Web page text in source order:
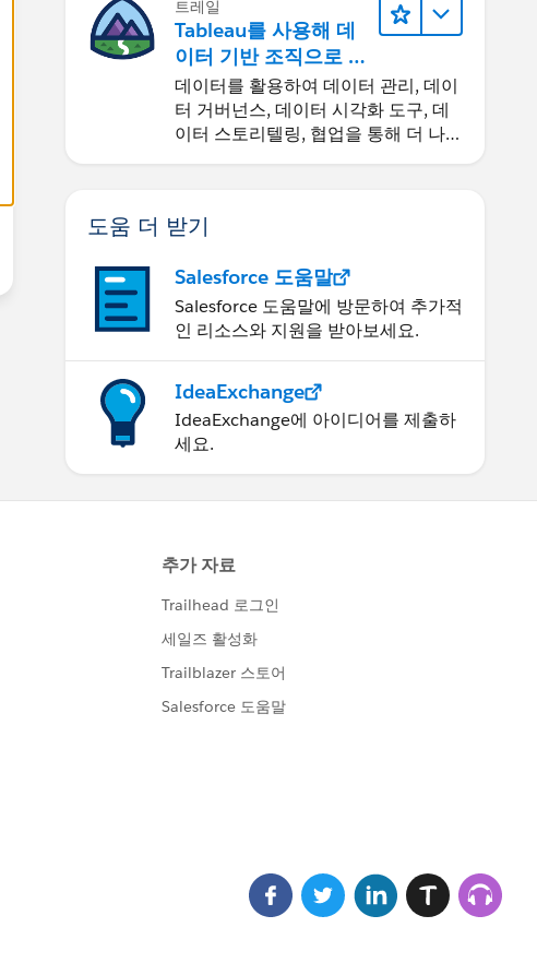
트레일
Tableau를 사용해 데
이터 기반 조직으로 거
듭나기
데이터를 활용하여 데이터 관리, 데이
터 거버넌스, 데이터 시각화 도구, 데
이터 스토리텔링, 협업을 통해 더 나은
도움 더 받기
Salesforce 도움말
Salesforce 도움말에 방문하여 추가적
인 리소스와 지원을 받아보세요.
IdeaExchange
IdeaExchange에 아이디어를 제출하
세요.